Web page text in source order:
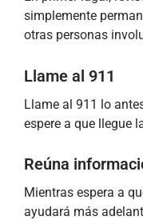
simplemente
otras personas
Llame al 911
Llame al 911 lo
espere a que llegue
Reúna
Mientras espera a
ayudará más